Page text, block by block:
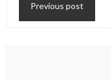
Previous post